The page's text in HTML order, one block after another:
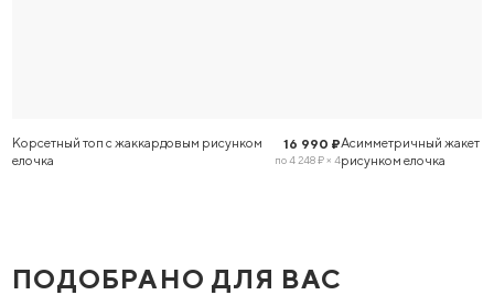
Корсетный топ с жаккардовым рисунком
елочка
16 990 ₽
по 4 248 ₽ × 4
Асимметричный жакет
рисунком елочка
ПОДОБРАНО ДЛЯ ВАС